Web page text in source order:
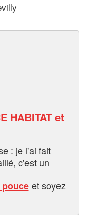
HABITAT et
: je l'ai fait
c'est un
et soyez